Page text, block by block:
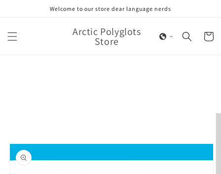
Welcome to our store dear language nerds
Arctic Polyglots
Store Cart